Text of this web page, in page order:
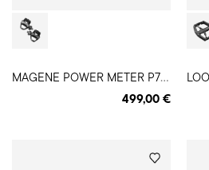
M
AGENE POWER METER P715K pedalai
499,00 €